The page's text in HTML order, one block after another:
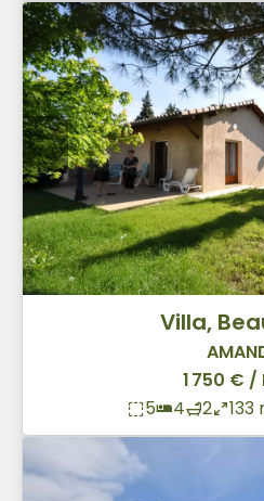
Villa,
1 750 € /
5
4 2 133